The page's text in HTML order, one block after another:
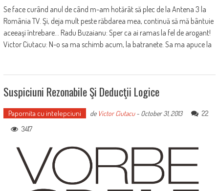
Se face curând anul de când m-am hotărât să plec de la Antena 3 la
România TV. Şi, deja mult peste răbdarea mea, continuă să mă bântuie
aceeaşi întrebare... Radu Buzaianu: Sper ca ai ramas la fel de arogant!
Victor Ciutacu: N-o sa ma schimb acum, la batranete. Sa ma apuce la
Suspiciuni Rezonabile Şi Deducţii Logice
Papornita cu intelepciuni de Victor Ciutacu- October 31, 2013
22
3417